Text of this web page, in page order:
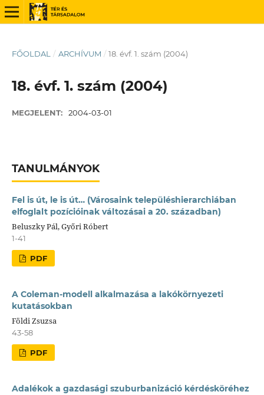
FŐOLDAL / ARCHÍVUM / 18. évf. 1. szám (2004)
18. évf. 1. szám (2004)
MEGJELENT: 2004-03-01
TANULMÁNYOK
Fel is út, le is út… (Városaink településhierarchiában
elfoglalt pozícióinak változásai a 20. században)
Beluszky Pál, Győri Róbert
1-41
PDF
A Coleman-modell alkalmazása a lakókörnyezeti
kutatásokban
Földi Zsuzsa
43-58
PDF
Adalékok a gazdasági szuburbanizáció kérdésköréhez